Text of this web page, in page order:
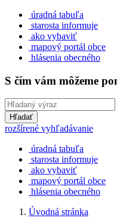
úradná tabuľa
starosta informuje
ako vybaviť
mapový portál obce
hlásenia obecného
S čím vám môžeme
Hľadať
rozšírené vyhľadávanie
úradná tabuľa
starosta informuje
ako vybaviť
mapový portál obce
hlásenia obecného
Úvodná stránka